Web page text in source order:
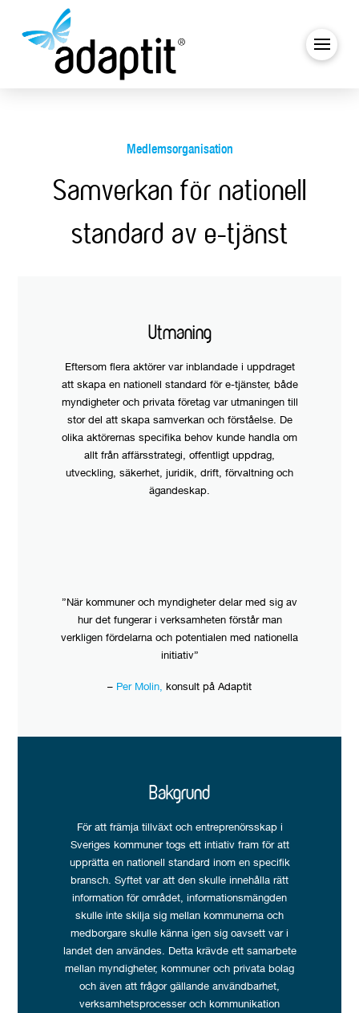
Medlemsorganisation
Samverkan för nationell
standard av e-tjänst
Utmaning
Eftersom flera aktörer var inblandade i uppdraget
att skapa en nationell standard för e-tjänster, både
myndigheter och privata företag var utmaningen till
stor del att skapa samverkan och förståelse. De
olika aktörernas specifika behov kunde handla om
allt från affärsstrategi, offentligt uppdrag,
utveckling, säkerhet, juridik, drift, förvaltning och
ägandeskap.
”När kommuner och myndigheter delar med sig av
hur det fungerar i verksamheten förstår man
verkligen fördelarna och potentialen med nationella
initiativ”
– Per Molin, konsult på Adaptit
Bakgrund
För att främja tillväxt och entreprenörsskap i
Sveriges kommuner togs ett intiativ fram för att
upprätta en nationell standard inom en specifik
bransch. Syftet var att den skulle innehålla rätt
information för området, informationsmängden
skulle inte skilja sig mellan kommunerna och
medborgare skulle känna igen sig oavsett var i
landet den användes. Detta krävde ett samarbete
mellan myndigheter, kommuner och privata bolag
och även att frågor gällande användbarhet,
verksamhetsprocesser och kommunikation